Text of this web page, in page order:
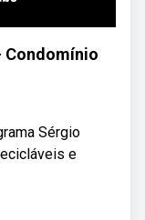
Condomínio
Sérgio
e